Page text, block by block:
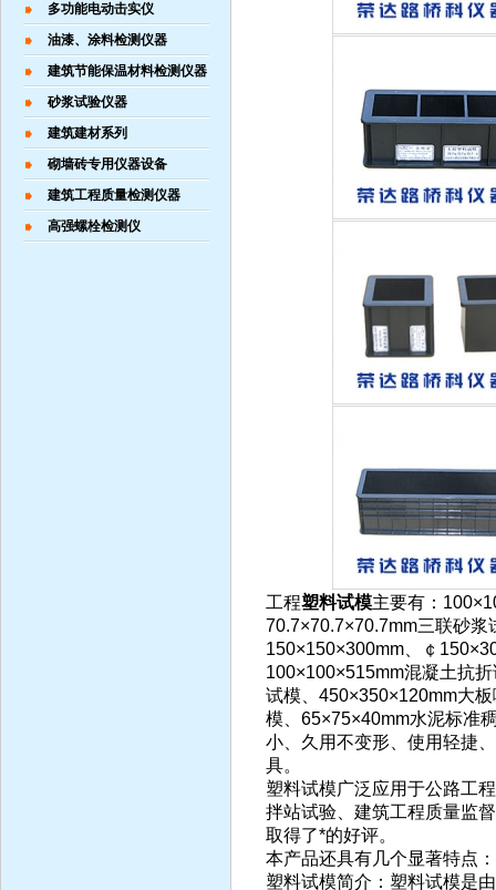
多功能电动击实仪
油漆、涂料检测仪器
建筑节能保温材料检测仪器
砂浆试验仪器
建筑建材系列
砌墙砖专用仪器设备
建筑工程质量检测仪器
高强螺栓检测仪
工程塑料试模主要有：
70.7×70.7×70.7mm三联砂
150×150×300mm、￠
100×100×515mm混凝土抗
试模、450×350×120mm大
模、65×75×40mm水泥标准
小、久用不变形、使用轻捷
具。
塑料试模广泛应用于公路工
拌站试验、建筑工程质量监
取得了*的好评。
本产品还具有几个显著特点
塑料试模简介：塑料试模是